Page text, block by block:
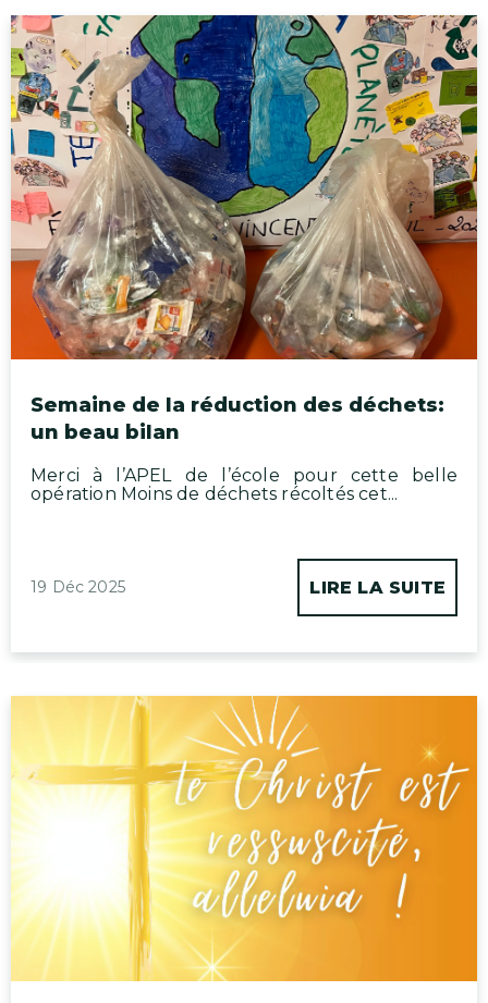
Semaine de la réduction des déchets:
un beau bilan
Merci à l’APEL de l’école pour cette belle
opération Moins de déchets récoltés cet...
19 Déc 2025 LIRE LA SUITE